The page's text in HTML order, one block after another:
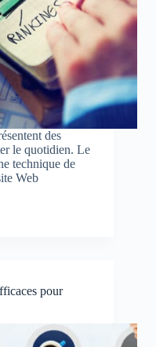
des
le quotidien. Le
technique de
Web
pour